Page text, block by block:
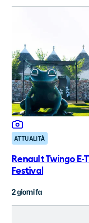
ATTUALITÀ
Renault Twingo
Festival
2 giorni fa